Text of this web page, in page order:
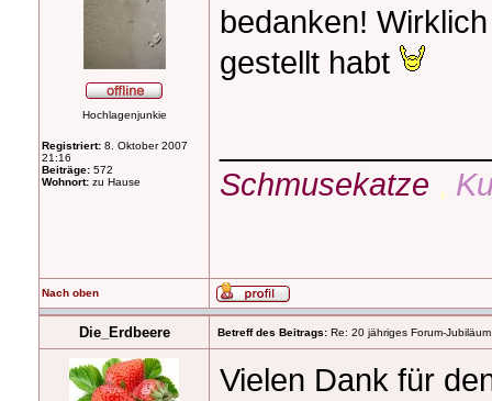
Hochlagenjunkie
Registriert: 8. Oktober 2007
21:16
Beiträge: 572
Wohnort: zu Hause
bedanken!
gestellt habt
Schmusekatze ,
Nach oben
Die_Erdbeere Betreff des Beitrags: Re: 20 jähriges Forum-
Vielen Dank für